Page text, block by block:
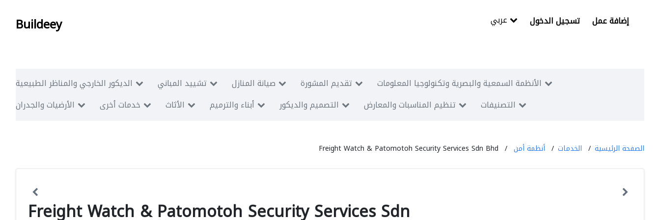
Buildeey تسجيل الدخول إضافة عمل
الديكور الخارجي والمناظر الطبيعية تشييد المباني صيانة المنازل تقديم المشورة
الأنظمة السمعية والبصرية وتكنولوجيا المعلومات
الأرضيات والجدران
خدمات أخرى الأثاث أبناء والترميم التصميم والديكور تنظيم المناسبات والمعارض التصنيفات
الصفحة الرئيسية الخدمات أنظمة أمن Freight Watch & Patomotoh Security Services Sdn Bhd
Freight Watch & Patomotoh Security Services Sdn